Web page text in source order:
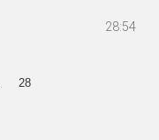
28:54
28